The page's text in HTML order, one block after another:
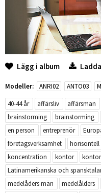
Lägg i album
Modeller: ANRI02 ANTO03
40-44 år
affärsliv affärsman
brainstorming
brainstorming
en person
entreprenör
företagsverksamhet
horisontell
koncentration
kontor kontor
Latinamerikanska och
medelåders män
medelålders